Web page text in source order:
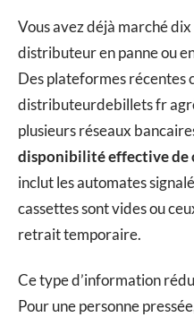
Vous avez déjà marché
distributeur en panne ou
Des plateformes récentes
distributeurdebillets fr
plusieurs réseaux
disponibilité effective
inclut les automates
cassettes sont vides ou
retrait temporaire.
Ce type d’information
Pour une personne